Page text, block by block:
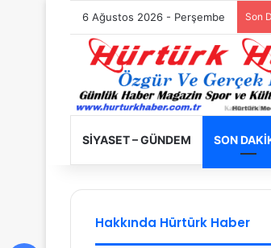
6 Ağustos 2026 - Perşembe Son
SIYASET – GÜNDEM SON
Hakkında Hürtürk Haber